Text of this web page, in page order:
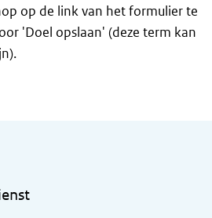
op de link van het formulier te
'Doel opslaan' (deze term kan